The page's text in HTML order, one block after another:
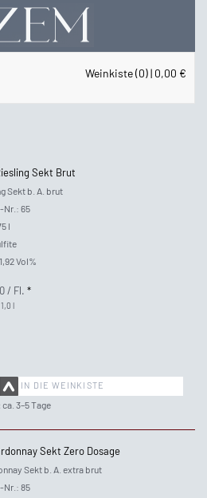
Weinkiste (0) | 0,00 €
Sekt Brut
Sekt b. A. brut
Nr.: 65
l
Vol%
/ Fl. *
l
IN DIE WEINKISTE
ca. 3–5 Tage
Sekt Zero Dosage
Sekt b. A. extra brut
Nr.: 85